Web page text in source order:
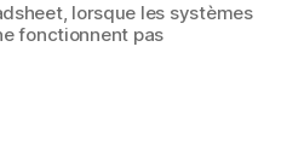
lorsque les systèmes
fonctionnent pas